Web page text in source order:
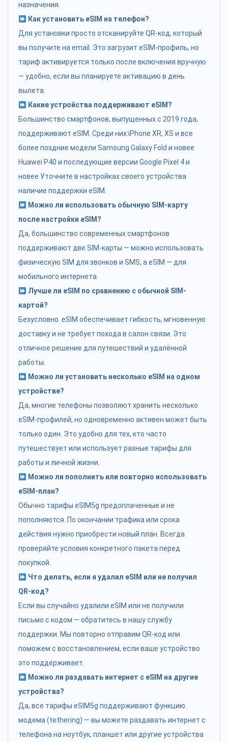
назначения.
Как установить eSIM на телефон?
Для установки просто отсканируйте QR-код, который
вы получите на email. Это загрузит eSIM-профиль, но
тариф активируется только после включения вручную
— удобно, если вы планируете активацию в день
вылета.
Какие устройства поддерживают eSIM?
Большинство смартфонов, выпущенных с 2019 года,
поддерживают eSIM. Среди них:iPhone XR, XS и все
более поздние модели Samsung Galaxy Fold и новее
Huawei P40 и последующие версии Google Pixel 4 и
новее Уточните в настройках своего устройства
наличие поддержки eSIM.
Можно ли использовать обычную SIM-карту
после настройки eSIM?
Да, большинство современных смартфонов
поддерживают две SIM-карты — можно использовать
физическую SIM для звонков и SMS, а eSIM — для
мобильного интернета.
Лучше ли eSIM по сравнению с обычной SIM-
картой?
Безусловно. eSIM обеспечивает гибкость, мгновенную
доставку и не требует похода в салон связи. Это
отличное решение для путешествий и удалённой
работы.
Можно ли установить несколько eSIM на одном
устройстве?
Да, многие телефоны позволяют хранить несколько
eSIM-профилей, но одновременно активен может быть
только один. Это удобно для тех, кто часто
путешествует или использует разные тарифы для
работы и личной жизни.
Можно ли пополнить или повторно использовать
eSIM-план?
Обычно тарифы eSIM5g предоплаченные и не
пополняются. По окончании трафика или срока
действия нужно приобрести новый план. Всегда
проверяйте условия конкретного пакета перед
покупкой.
Что делать, если я удалил eSIM или не получил
QR-код?
Если вы случайно удалили eSIM или не получили
письмо с кодом — обратитесь в нашу службу
поддержки. Мы повторно отправим QR-код или
поможем с восстановлением, если ваше устройство
это поддерживает.
Можно ли раздавать интернет с eSIM на другие
устройства?
Да, все тарифы eSIM5g поддерживают функцию
модема (tethering) — вы можете раздавать интернет с
телефона на ноутбук, планшет или другие устройства